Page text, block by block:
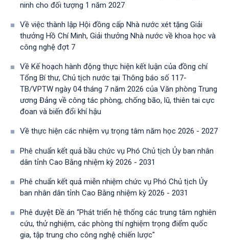
ninh cho đối tượng 1 năm 2027
Về việc thành lập Hội đồng cấp Nhà nước xét tặng Giải
thưởng Hồ Chí Minh, Giải thưởng Nhà nước về khoa học và
công nghệ đợt 7
Về Kế hoạch hành động thực hiện kết luận của đồng chí
Tổng Bí thư, Chủ tịch nước tại Thông báo số 117-
TB/VPTW ngày 04 tháng 7 năm 2026 của Văn phòng Trung
ương Đảng về công tác phòng, chống bão, lũ, thiên tai cực
đoan và biến đổi khí hậu
Về thực hiện các nhiệm vụ trọng tâm năm học 2026 - 2027
Phê chuẩn kết quả bầu chức vụ Phó Chủ tịch Ủy ban nhân
dân tỉnh Cao Bằng nhiệm kỳ 2026 - 2031
Phê chuẩn kết quả miễn nhiệm chức vụ Phó Chủ tịch Ủy
ban nhân dân tỉnh Cao Bằng nhiệm kỳ 2026 - 2031
Phê duyệt Đề án “Phát triển hệ thống các trung tâm nghiên
cứu, thử nghiệm, các phòng thí nghiệm trọng điểm quốc
gia, tập trung cho công nghệ chiến lược"